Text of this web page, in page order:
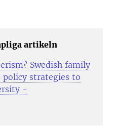
artikeln
Swedish family
strategies to
-